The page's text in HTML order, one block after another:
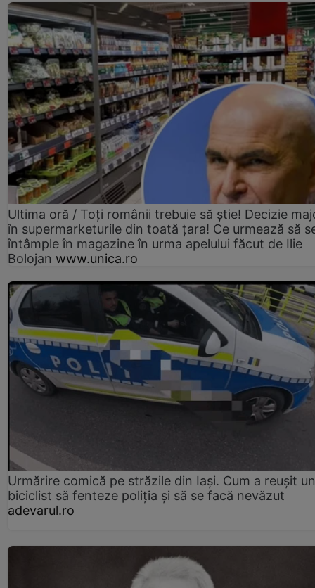
Ultima oră / Toți românii trebuie să știe! Decizie
în supermarketurile din toată țara! Ce urmează să
întâmple în magazine în urma apelului făcut de Ilie
Bolojan www.unica.ro
Urmărire comică pe străzile din Iași. Cum a reușit un
biciclist să fenteze poliția și să se facă nevăzut
adevarul.ro